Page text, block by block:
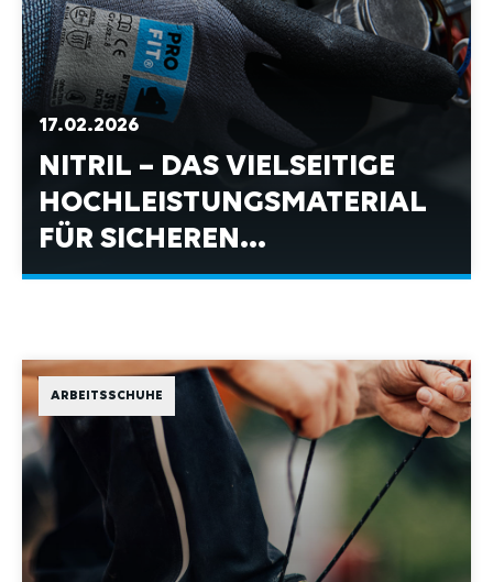
17.02.2026
NITRIL – DAS VIELSEITIGE
HOCHLEISTUNGSMATERIAL
FÜR SICHEREN
ARBEITSSCHUTZ
ARBEITSSCHUHE